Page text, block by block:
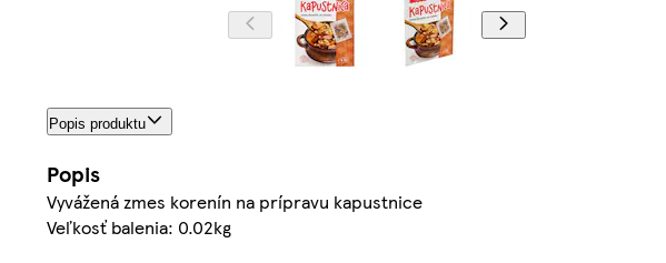
Popis produktu
Popis
Vyvážená zmes korenín na prípravu kapustnice
Veľkosť balenia: 0.02kg